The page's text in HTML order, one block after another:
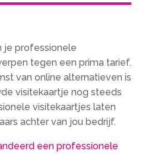
je professionele
tegen een prima tarief.
van online alternatieven is
visitekaartje nog steeds
visitekaartjes laten
achter van jou bedrijf.
een professionele